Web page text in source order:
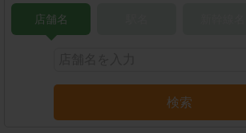
店舗名
検索